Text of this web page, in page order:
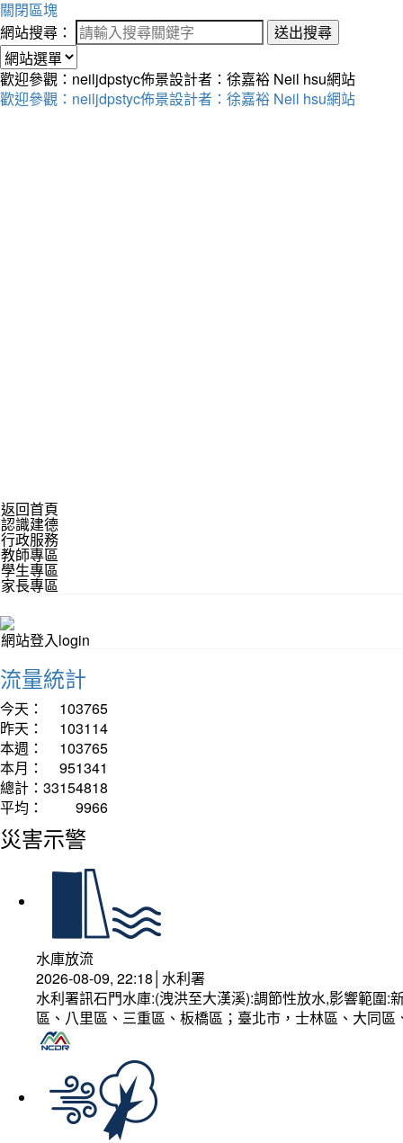
關閉區塊
網站搜尋：
送出搜尋
歡迎參觀：neiljdpstyc佈景設計者：徐嘉裕 Neil hsu網站
歡迎參觀：neiljdpstyc佈景設計者：徐嘉裕 Neil hsu網站
返回首頁
認識建德
行政服務
教師專區
學生專區
家長專區
網站登入login
流量統計
今天：
103765
昨天：
103114
本週：
103765
本月：
951341
總計： 33154818
平均：
9966
災害示警
水庫放流
2026-08-09, 22:18│水利署
水利署訊石門水庫:(洩洪至大漢溪):調節性放水,影響範圍
區、八里區、三重區、板橋區；臺北市，士林區、大同